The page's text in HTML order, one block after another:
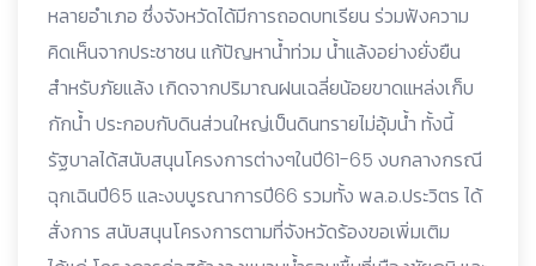
หลายอำเภอ ซึ่งจังหวัดได้มีการถอดบทเรียน ร่วมฟังความ
คิดเห็นจากประชาชน แก้ปัญหาน้ำท่วม น้ำแล้งอย่างยั่งยืน
สำหรับภัยแล้ง เกิดจากปริมาณฝนเฉลี่ยน้อยขาดแหล่งเก็บ
กักน้ำ ประกอบกับดินส่วนใหญ่เป็นดินทรายไม่อุ้มน้ำ ทั้งนี้
รัฐบาลได้สนับสนุนโครงการต่างๆในปี61-65 งบกลางกรณี
ฉุกเฉินปี65 และงบบูรณาการปี66 รวมทั้ง พล.อ.ประวิตร ได้
สั่งการ สนับสนุนโครงการตามที่จังหวัดร้องขอเพิ่มเติม